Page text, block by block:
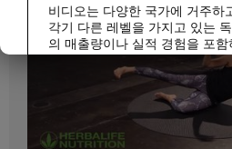
비디오는 다양한 국가에 거주하
각기 다른 레벨을 가지고 있는
의 매출량이나 실적 경험을 포
수입은 사례로 제시된 개인들에
평균치는 아닙니다. 또한 이 수
보장하지 않습니다. 귀하께서 비
지역에 적용되는 가장 최근의
하시려면Herbalife.co.kr 또는
하십시오.